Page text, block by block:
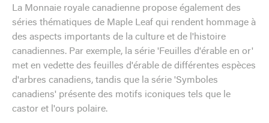
La Monnaie royale canadienne propose également des
séries thématiques de Maple Leaf qui rendent hommage à
des aspects importants de la culture et de l'histoire
canadiennes. Par exemple, la série 'Feuilles d'érable en or'
met en vedette des feuilles d'érable de différentes espèces
d'arbres canadiens, tandis que la série 'Symboles
canadiens' présente des motifs iconiques tels que le
castor et l'ours polaire.